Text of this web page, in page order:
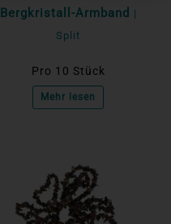
Bergkristall-Armband |
Split
Pro 10 Stück
Mehr lesen